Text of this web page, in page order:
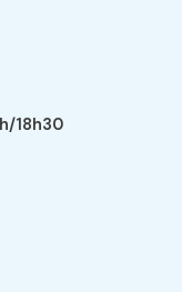
18h30